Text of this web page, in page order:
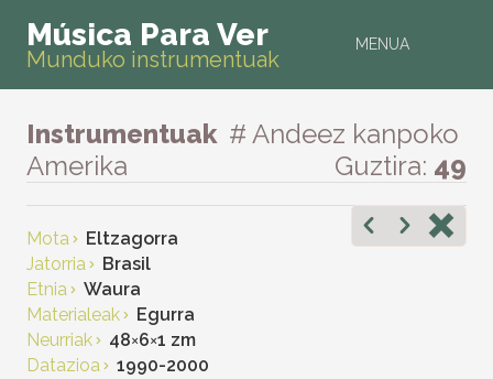
MENUA
Música Para Ver
Munduko instrumentuak
Instrumentuak # Andeez kanpoko
Amerika
Guztira: 49
Mota
Eltzagorra
Jatorria
Brasil
Etnia
Waura
Materialeak
Egurra
Neurriak
48×6×1 zm
Datazioa
1990-2000